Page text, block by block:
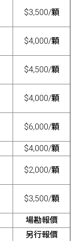
$3,500/顆
$4,000/顆
$4,500/顆
$4,000/顆
$6,000/顆
$4,000/顆
$2,000/顆
$3,500/顆
場勘報價
另行報價